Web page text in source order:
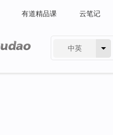
有道精品课 云笔记
中英